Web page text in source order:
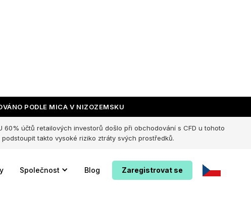
PODLE MICA V NIZOZEMSKU
účtů retailových investorů došlo při obchodování s CFD u tohoto
takto vysoké riziko ztráty svých prostředků.
Společnost Blog Zaregistrovat se